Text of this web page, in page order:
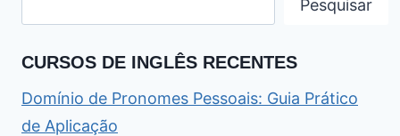
Pesquisar
CURSOS DE INGLÊS RECENTES
Domínio de Pronomes Pessoais: Guia Prático
de Aplicação